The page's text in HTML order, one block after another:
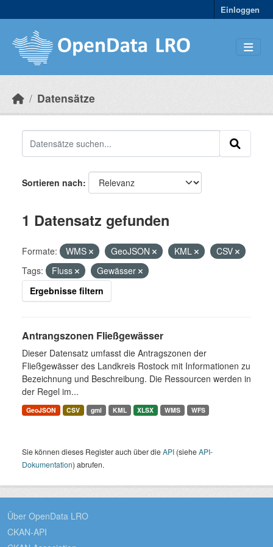
Einloggen
Datensätze
Sortieren nach
1 Datensatz gefunden
Formate: WMS GeoJSON KML
CSV
Tags:
Fluss
Gewässer
Ergebnisse filtern
Antrangszonen Fließgewässer
Dieser Datensatz umfasst die Antragszonen der
Fließgewässer des Landkreis Rostock mit Informationen zu
Bezeichnung und Beschreibung. Die Ressourcen werden in
der Regel im...
GeoJSON CSV gml KML XLSX WMS WFS
Sie können dieses Register auch über dieAPI (sieheAPI-
Dokumentation) abrufen.
Über OpenData LRO
CKAN-API